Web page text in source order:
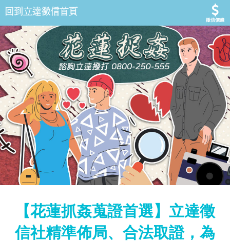
徵信價錢
【花蓮抓姦蒐證首選】立達徵
信社精準佈局、合法取證，為